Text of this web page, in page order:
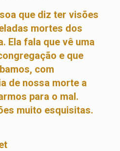
que diz ter visões
mortes dos
Ela fala que vê uma
e que
com
de nossa morte a
para o mal.
muito esquisitas.